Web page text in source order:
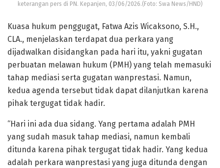
keterangan pers di PN. Kepanjen, 03/06/2026.(Foto: Swa News/HND)
Kuasa hukum penggugat, Fatwa Azis Wicaksono, S.H.,
CLA., menjelaskan terdapat dua perkara yang
dijadwalkan disidangkan pada hari itu, yakni gugatan
perbuatan melawan hukum (PMH) yang telah memasuki
tahap mediasi serta gugatan wanprestasi. Namun,
kedua agenda tersebut tidak dapat dilanjutkan karena
pihak tergugat tidak hadir.
“Hari ini ada dua sidang. Yang pertama adalah PMH
yang sudah masuk tahap mediasi, namun kembali
ditunda karena pihak tergugat tidak hadir. Yang kedua
adalah perkara wanprestasi yang juga ditunda dengan